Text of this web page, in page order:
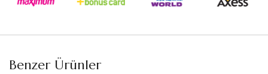
Benzer Ürünler